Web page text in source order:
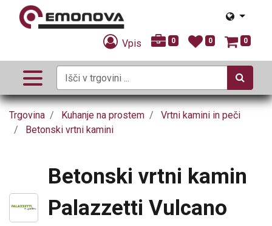
Vpis 0 0 0
Trgovina Kuhanje na prostem
Vrtni kamini in peči
Betonski vrtni kamini
Betonski vrtni kamin
Palazzetti Vulcano